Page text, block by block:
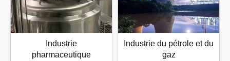
Industrie
pharmaceutique
Industrie du pétrole et du
gaz